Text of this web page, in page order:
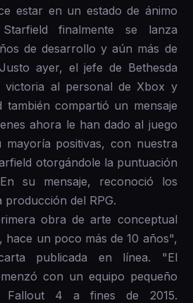
estar en un estado de ánimo
finalmente se lanza
de desarrollo y aún más de
ayer, el jefe de Bethesda
victoria al personal de Xbox y
también compartió un mensaje
ahora le han dado al juego
mayoría positivas, con nuestra
otorgándole la puntuación
su mensaje, reconoció los
producción del RPG.
obra de arte conceptual
hace un poco más de 10 años",
publicada en línea. "El
con un equipo pequeño
Fallout 4 a fines de 2015.